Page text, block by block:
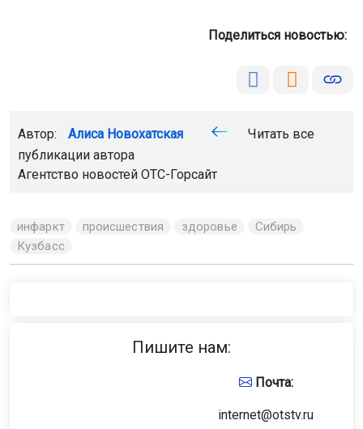
Поделиться новостью:
Автор: Алиса Новохатская
Читать все
публикации автора
Агентство новостей ОТС-Горсайт
инфаркт происшествия здоровье
Сибирь
Кузбасс
Пишите нам:
Почта:
internet@otstv.ru